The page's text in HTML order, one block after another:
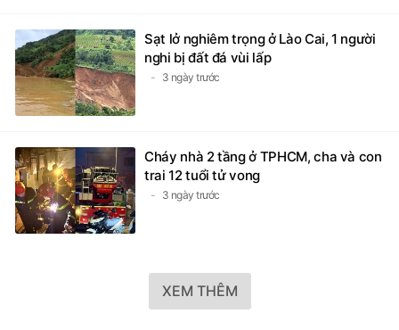
Sạt lở nghiêm trọng ở Lào Cai, 1 người
nghi bị đất đá vùi lấp
3 ngày trước
Cháy nhà 2 tầng ở TPHCM, cha và con
trai 12 tuổi tử vong
3 ngày trước
XEM THÊM